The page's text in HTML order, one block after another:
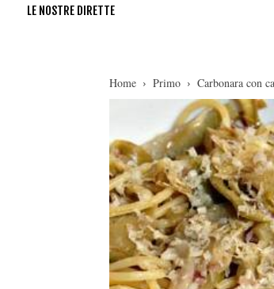
LE NOSTRE DIRETTE
Home Primo Carbonara con